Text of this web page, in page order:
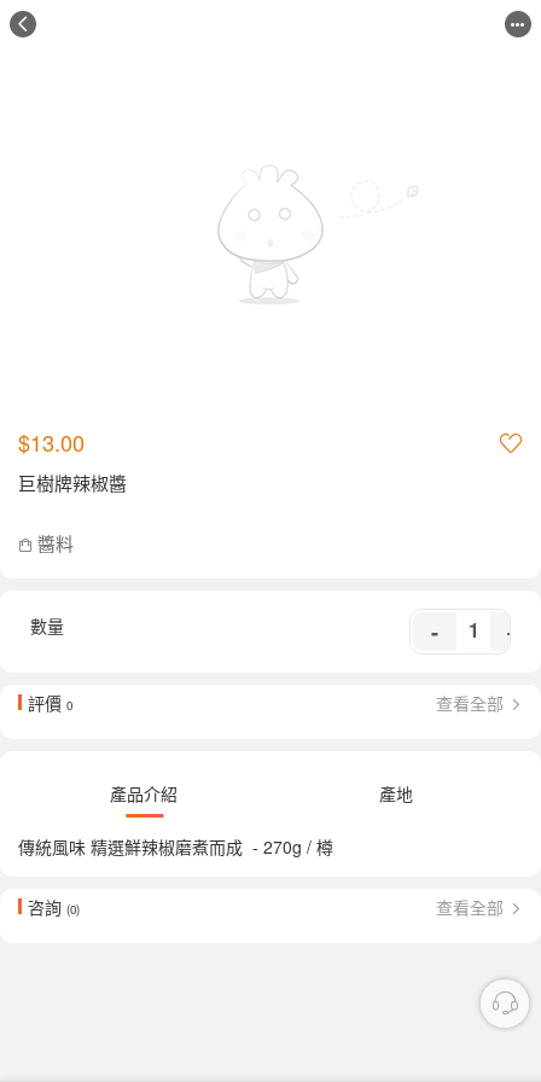
$13.00
巨樹牌辣椒醬
醬料
數量 - +
評價 0 查看全部
產品介紹 產地
傳統風味 精選鮮辣椒磨煮而成 - 270g / 樽
咨詢 (0) 查看全部